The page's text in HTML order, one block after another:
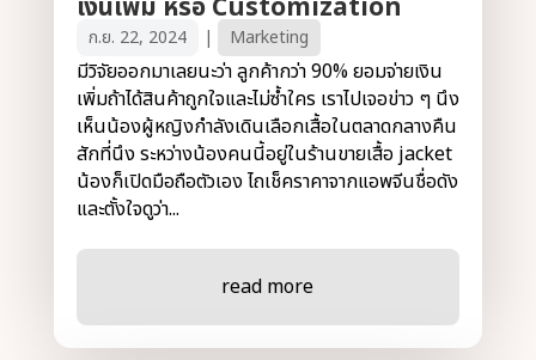
เงินเพิ่ม หรือ Customization
ก.ย. 22, 2024 | Marketing
มีวิจัยออกมาเลยนะว่า ลูกค้ากว่า 90% ยอมจ่ายเงิน
เพิ่มถ้าได้สินค้าถูกใจและไม่ซ้ำใคร เราไปเจอข่าว ๆ นึง
เห็นน้องผู้หญิงกำลังเดินเลือกเสื้อในตลาดกลางคืน
สักที่นึง ระหว่างน้องคนนี้อยู่ในร้านขายเสื้อ jacket
น้องก็เปิดมือถือตัวเอง ไถเช็คราคาจากแอพจีนชื่อดัง
และตั้งใจดูว่า...
read more